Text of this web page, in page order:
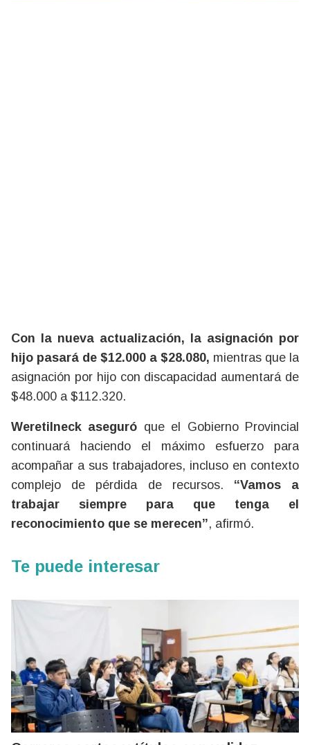
Con la nueva actualización, la asignación por
hijo pasará de $12.000 a $28.080, mientras que la
asignación por hijo con discapacidad aumentará de
$48.000 a $112.320.
Weretilneck aseguró que el Gobierno Provincial
continuará haciendo el máximo esfuerzo para
acompañar a sus trabajadores, incluso en contexto
complejo de pérdida de recursos. “Vamos a
trabajar siempre para que tenga el
reconocimiento que se merecen”, afirmó.
Te puede interesar